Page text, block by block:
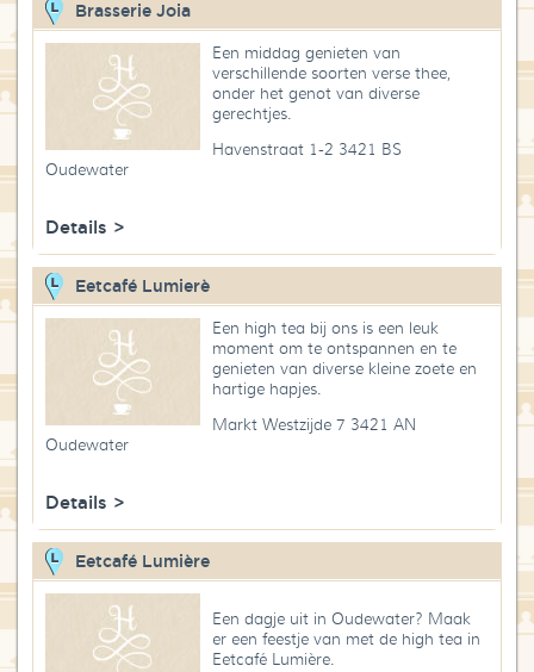
Nieuws & Agenda
Over High Tea Wereld
Brasserie Joia
Een middag genieten van
verschillende soorten verse thee,
onder het genot van diverse
gerechtjes.
Havenstraat 1-2 3421 BS
Oudewater
Details >
Eetcafé Lumierè
Een high tea bij ons is een leuk
moment om te ontspannen en te
genieten van diverse kleine zoete en
hartige hapjes.
Markt Westzijde 7 3421 AN
Oudewater
Details >
Eetcafé Lumière
Een dagje uit in Oudewater? Maak
er een feestje van met de high tea in
Eetcafé Lumière.